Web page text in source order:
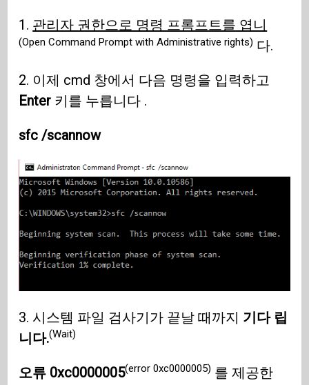
1. 관리자 권한으로 명령 프롬프트를 엽니
(Open Command Prompt with Administrative rights) 다.
2. 이제 cmd 창에서 다음 명령을 입력하고
Enter 키를 누릅니다 .
sfc /scannow
3. 시스템 파일 검사기가 끝날 때까지 기다 립
니다.(Wait)
오류 0xc0000005(error 0xc0000005) 를 제공한